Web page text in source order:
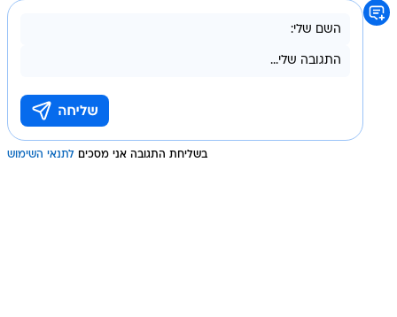
בשליחת התגובה אני מסכים לתנאי השימוש